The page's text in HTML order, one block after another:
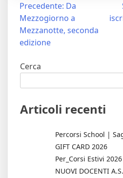
Navigazione
articoli
Precedente: Da
Mezzogiorno a
Mezzanotte, seconda
edizione
Cerca
Articoli recenti
Percorsi School |
GIFT CARD 2026
Per_Corsi Estivi 2026
NUOVI DOCENTI